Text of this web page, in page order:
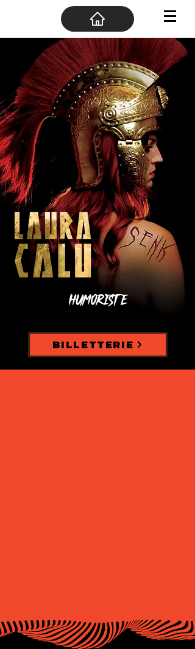
Humoriste
BILLETTERIE